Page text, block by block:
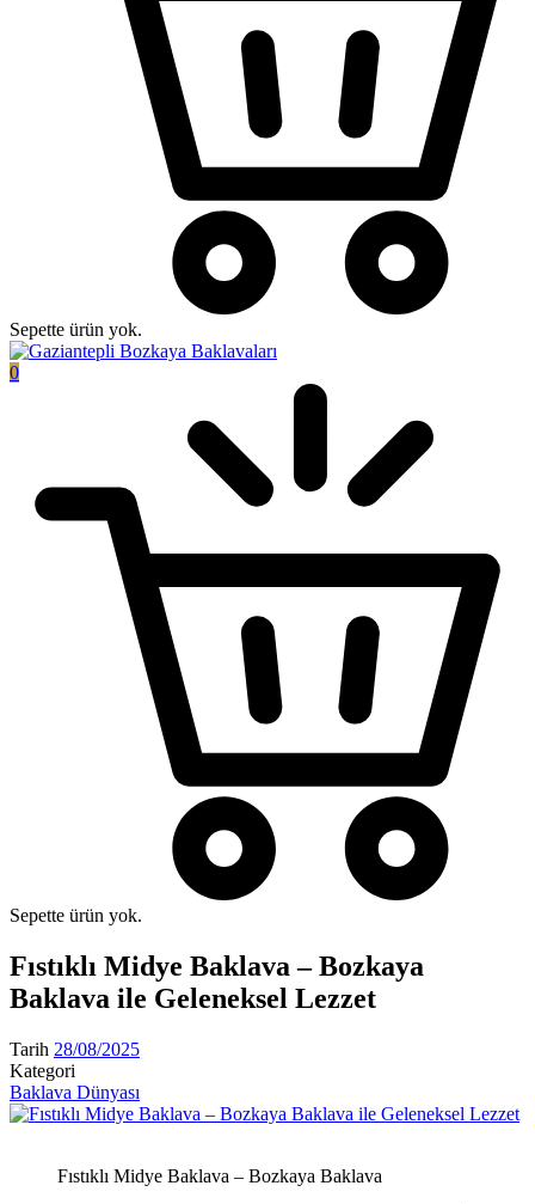
Sepette ürün yok.
0
Sepette ürün yok.
Fıstıklı Midye Baklava – Bozkaya
Baklava ile Geleneksel Lezzet
Tarih 28/08/2025
Kategori
Baklava Dünyası
Fıstıklı Midye Baklava – Bozkaya Baklava